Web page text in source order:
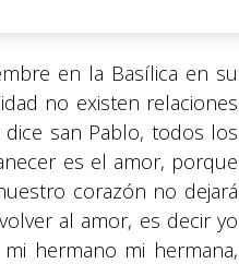
en la Basílica en su
no existen relaciones
san Pablo, todos los
es el amor, porque
corazón no dejará
al amor, es decir yo
hermano mi hermana,